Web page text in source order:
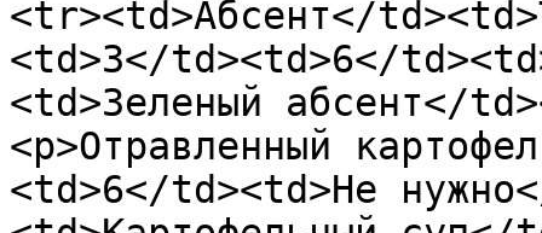
<tr><td>Абсент</
<td>3</td><td>6</
<td>Зеленый абсент</
<p>Отравленный
<td>6</td><td>Не